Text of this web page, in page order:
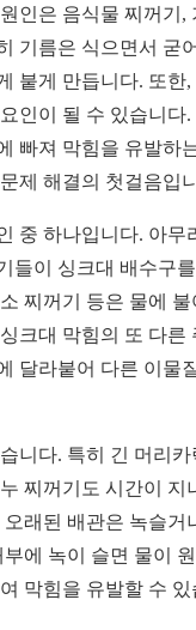
인은 음식물 찌꺼기,
기름은 식으면서 굳
붙게 만듭니다. 또한,
인이 될 수 있습니다.
빠져 막힘을 유발하
제 해결의 첫걸음입
중 하나입니다. 아무
들이 싱크대 배수구
찌꺼기 등은 물에 불
크대 막힘의 또 다른
달라붙어 다른 이물
니다. 특히 긴 머리카
찌꺼기도 시간이 지
래된 배관은 녹슬거
에 녹이 슬면 물이
막힘을 유발할 수 있